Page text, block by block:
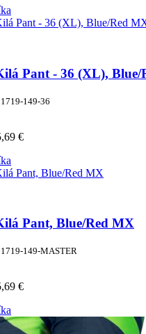
Pant - 36 (XL), Blue/
149-36
€
Pant, Blue/Red MX
149-MASTER
€